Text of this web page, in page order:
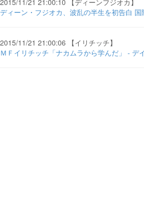
2015/11/21 21:00:10 【ディーンフジオカ】
ディーン・フジオカ、波乱の半生を初告白
2015/11/21 21:00:06 【イリチッチ】
ＭＦイリチッチ「ナカムラから学んだ」 - デ